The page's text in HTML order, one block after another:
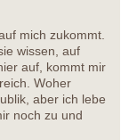
mich zukommt.
wissen, auf
auf, kommt mir
Woher
aber ich lebe
noch zu und